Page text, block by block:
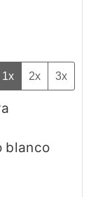
1x 2x 3x
blanco